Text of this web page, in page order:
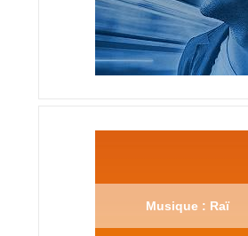
Musique : Raï